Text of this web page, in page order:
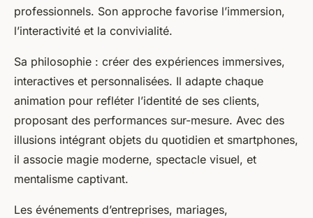
professionnels. Son approche favorise l’immersion,
l’interactivité et la convivialité.
Sa philosophie : créer des expériences immersives,
interactives et personnalisées. Il adapte chaque
animation pour refléter l’identité de ses clients,
proposant des performances sur-mesure. Avec des
illusions intégrant objets du quotidien et smartphones,
il associe magie moderne, spectacle visuel, et
mentalisme captivant.
Les événements d’entreprises, mariages,